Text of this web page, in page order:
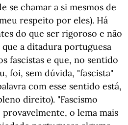
se chamar a si mesmos de
respeito por eles). Há
do que ser rigoroso e não
a ditadura portuguesa
fascistas e que, no sentido
foi, sem dúvida, "fascista"
com esse sentido está,
direito). "Fascismo
o lema mais